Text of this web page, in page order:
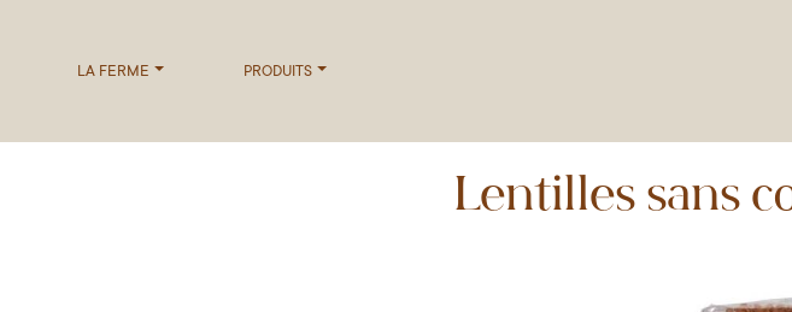
LA FERME PRODUITS
Lentilles sans